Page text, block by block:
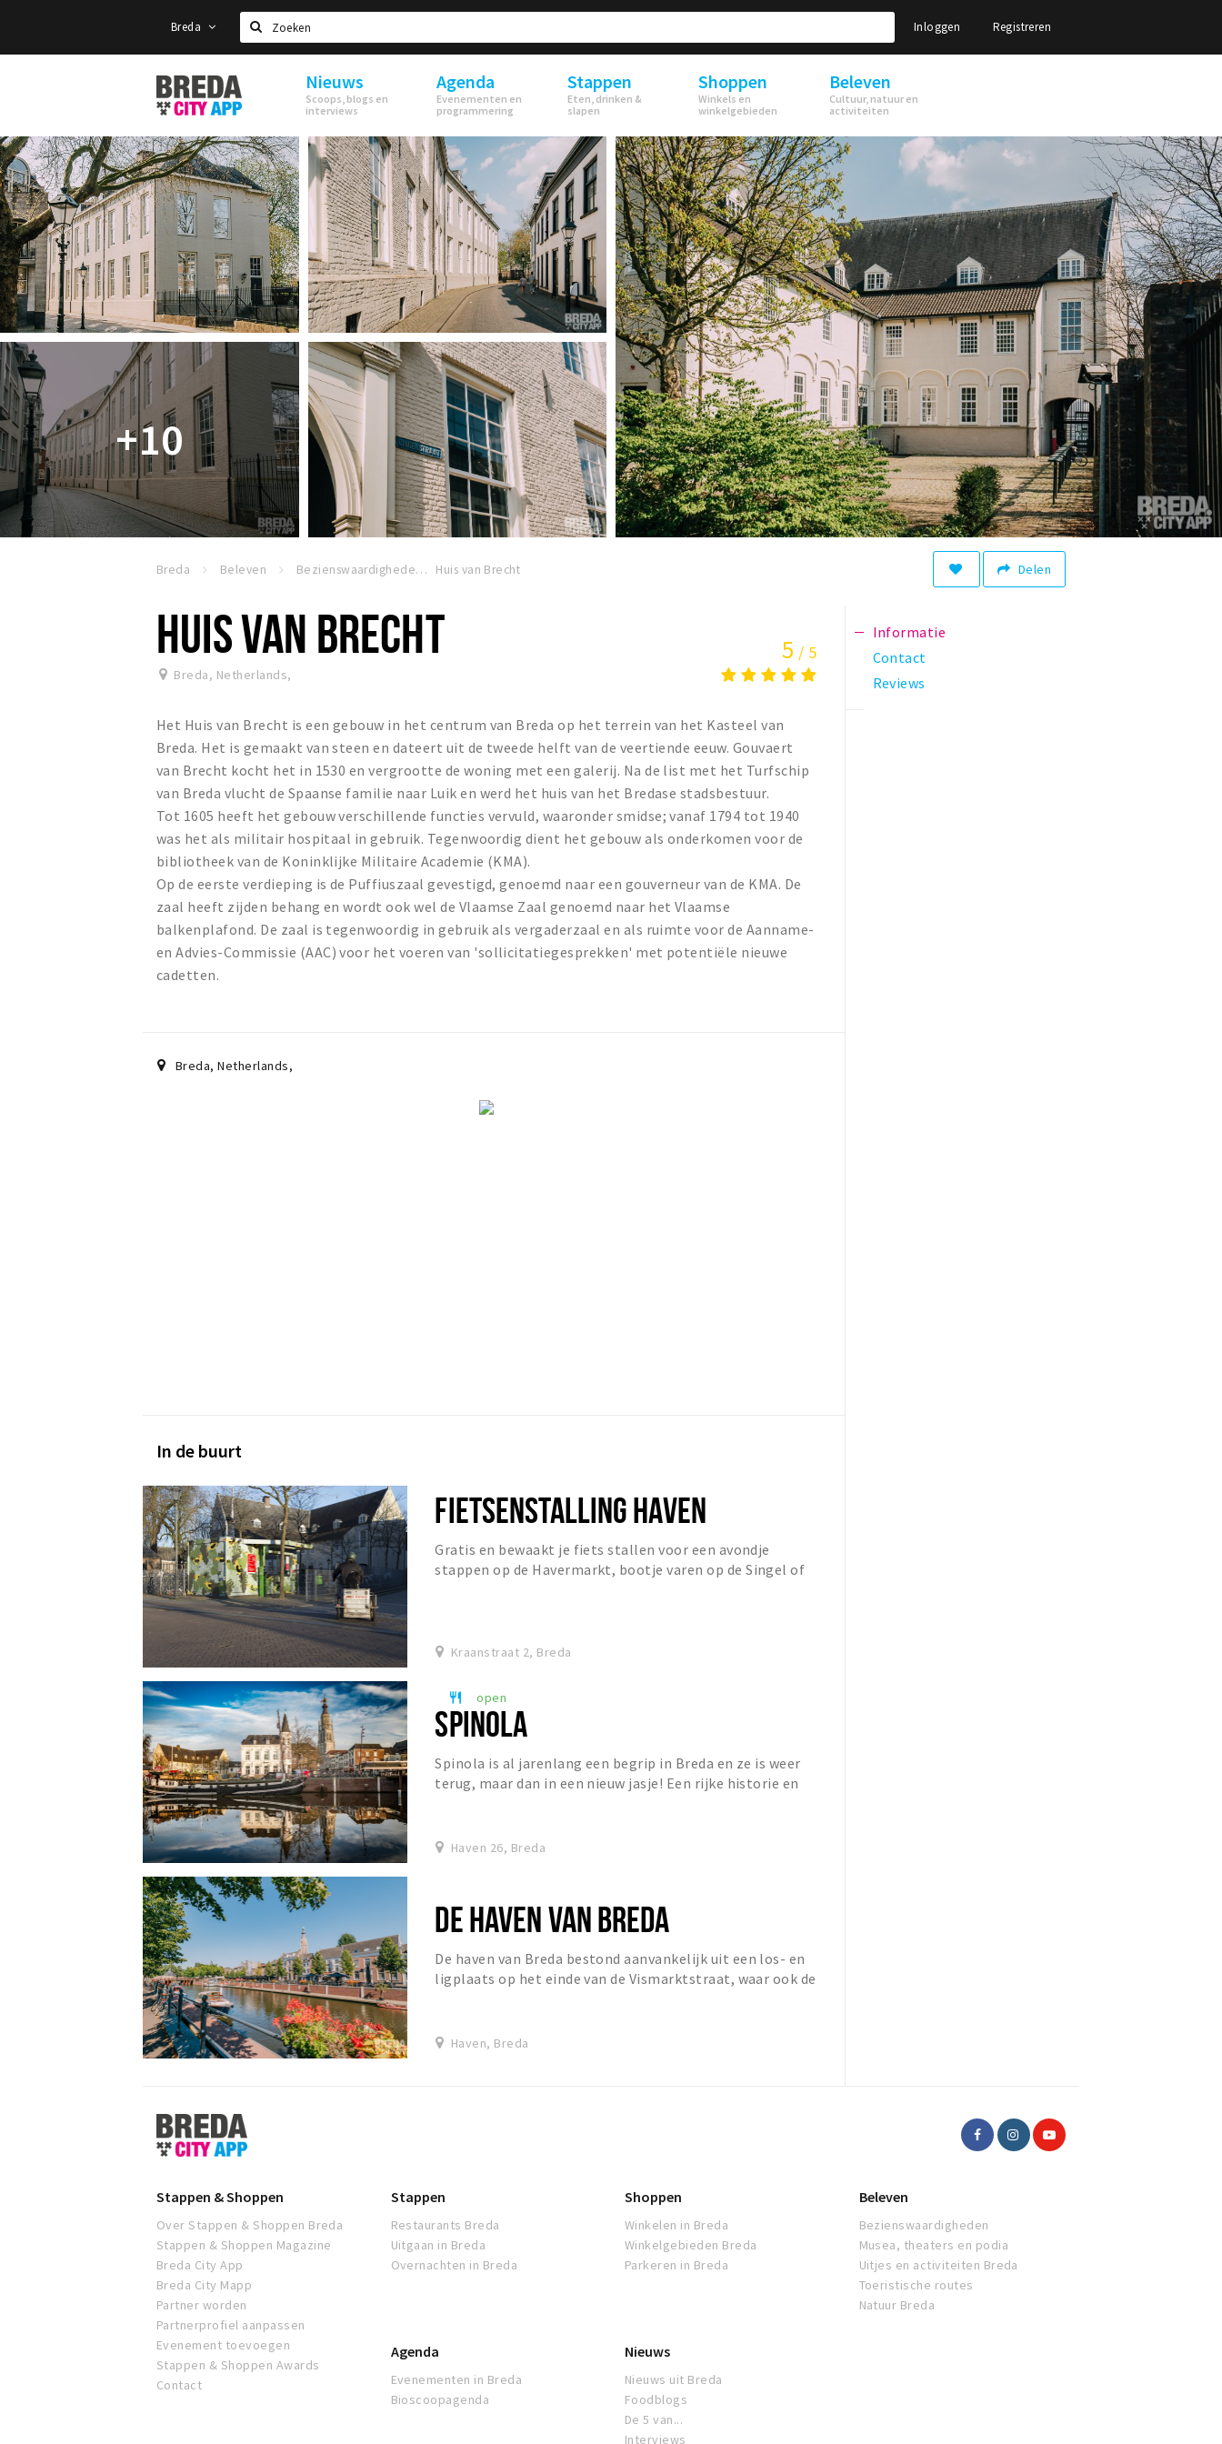
Breda
Zoeken
Inloggen Registreren
Stappen
&
Shoppen
Breda
Nieuws
Scoops, blogs en
interviews
Agenda
Evenementen en
programmering
Stappen
Eten, drinken &
slapen
Shoppen
Winkels en
winkelgebieden
Beleven
Cultuur, natuur en
activiteiten
+10
Breda Beleven Bezienswaardigheden Huis van Brecht Delen
HUIS VAN BRECHT
Breda, Netherlands,
5 / 5
Het Huis van Brecht is een gebouw in het centrum van Breda op het terrein van het Kasteel van
Breda. Het is gemaakt van steen en dateert uit de tweede helft van de veertiende eeuw. Gouvaert
van Brecht kocht het in 1530 en vergrootte de woning met een galerij. Na de list met het Turfschip
van Breda vlucht de Spaanse familie naar Luik en werd het huis van het Bredase stadsbestuur.
Tot 1605 heeft het gebouw verschillende functies vervuld, waaronder smidse; vanaf 1794 tot 1940
was het als militair hospitaal in gebruik. Tegenwoordig dient het gebouw als onderkomen voor de
bibliotheek van de Koninklijke Militaire Academie (KMA).
Op de eerste verdieping is de Puffiuszaal gevestigd, genoemd naar een gouverneur van de KMA. De
zaal heeft zijden behang en wordt ook wel de Vlaamse Zaal genoemd naar het Vlaamse
balkenplafond. De zaal is tegenwoordig in gebruik als vergaderzaal en als ruimte voor de Aanname-
en Advies-Commissie (AAC) voor het voeren van 'sollicitatiegesprekken' met potentiële nieuwe
cadetten.
Breda, Netherlands,
In de buurt
FIETSENSTALLING HAVEN
Gratis en bewaakt je fiets stallen voor een avondje
stappen op de Havermarkt, bootje varen op de Singel of
Kraanstraat 2, Breda
restaurant open
SPINOLA
Spinola is al jarenlang een begrip in Breda en ze is weer
terug, maar dan in een nieuw jasje! Een rijke historie en
Haven 26, Breda
DE HAVEN VAN BREDA
De haven van Breda bestond aanvankelijk uit een los- en
ligplaats op het einde van de Vismarktstraat, waar ook de
Haven, Breda
Informatie
Contact
Reviews
Stappen
&
Shoppen
Stappen & Shoppen
Over Stappen & Shoppen Breda
Stappen & Shoppen Magazine
Breda City App
Breda City Mapp
Partner worden
Partnerprofiel aanpassen
Evenement toevoegen
Stappen & Shoppen Awards
Contact
Stappen
Restaurants Breda
Uitgaan in Breda
Overnachten in Breda
Shoppen
Winkelen in Breda
Winkelgebieden Breda
Parkeren in Breda
Beleven
Bezienswaardigheden
Musea, theaters en podia
Uitjes en activiteiten Breda
Toeristische routes
Natuur Breda
Agenda
Evenementen in Breda
Bioscoopagenda
Nieuws
Nieuws uit Breda
Foodblogs
De 5 van...
Interviews